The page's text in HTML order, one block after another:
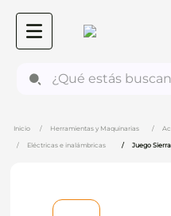
Herramientas y Maquinarias
Eléctricas e inalámbricas Juego